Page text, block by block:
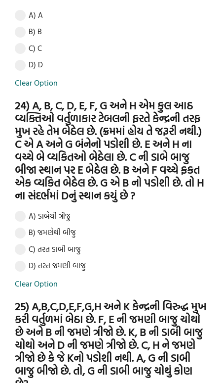
A) A
B) B
C) C
D) D
Clear Option
24) A, B, C, D, E, F, G અને H એમ કુલ આઠ
વ્યક્તિઓ વર્તુળાકાર ટેબલની ફરતે કેન્દ્રની તરફ
મુખ રહે તેમ બેઠેલ છે. (ક્રમમાં હોય તે જરૂરી નથી.)
C એ A અને G બંનેનો પડોશી છે. E અને H ના
વચ્ચે બે વ્યકિતઓ બેઠેલા છે. C ની ડાબે બાજુ
બીજા સ્થાન પર E બેઠેલ છે. B અને F વચ્ચે ફકત
એક વ્યકિત બેઠેલ છે. G એ B નો પડોશી છે. તો H
ના સંદર્ભમાં Dનું સ્થાન કયું છે ?
A) ડાબેથી ત્રીજુ
B) જમણેથી બીજુ
C) તરત ડાબી બાજુ
D) તરત જમણી બાજુ
Clear Option
25) A,B,C,D,E,F,G,H અને K કેન્દ્રની વિરુદ્ધ મુખ
કરી વર્તુળમાં બેઠા છે. F, E ની જમણી બાજુ ચોથો
છે અને B ની જમણે ત્રીજો છે. K, B ની ડાબી બાજુ
ચોથો અને D ની જમણે ત્રીજો છે. C, H ને જમણે
ત્રીજો છે કે જે Kનો પડોશી નથી. A, G ની ડાબી
બાજુ બીજો છે. તો, G ની ડાબી બાજુ ચોથું કોણ